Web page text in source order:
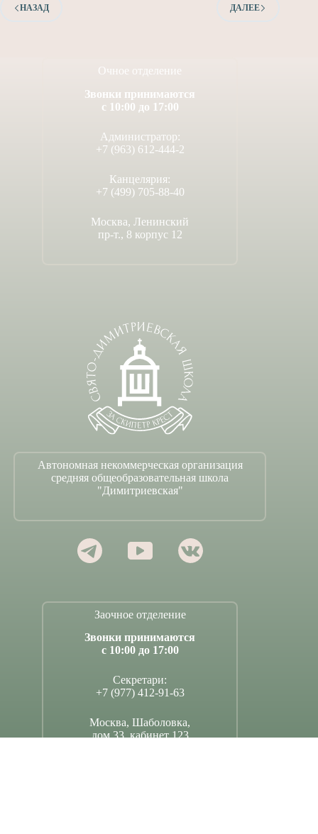
НАЗАД ДАЛЕЕ
Очное отделение
Звонки принимаются
с 10:00 до 17:00
Администратор:
+7 (963) 612-444-2
Канцелярия:
+7 (499) 705-88-40
Москва, Ленинский
пр-т., 8 корпус 12
Автономная некоммерческая организация
средняя общеобразовательная школа
"Димитриевская"
Заочное отделение
Звонки принимаются
с 10:00 до 17:00
Секретари:
+7 (977) 412-91-63
Москва, Шаболовка,
дом 33, кабинет 123